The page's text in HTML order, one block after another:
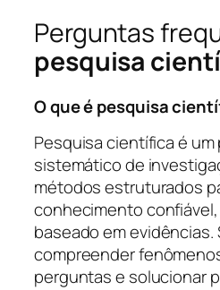
Perguntas
pesquisa
O que é pesquisa
Pesquisa científica é
sistemático de
métodos estruturados
conhecimento
baseado em
compreender
perguntas e solucionar